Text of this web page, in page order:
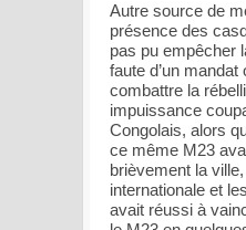
Autre source de
présence des
pas pu empêcher
faute d’un mandat
combattre la
impuissance
Congolais, alors
ce même M23
brièvement la
internationale et
avait réussi à